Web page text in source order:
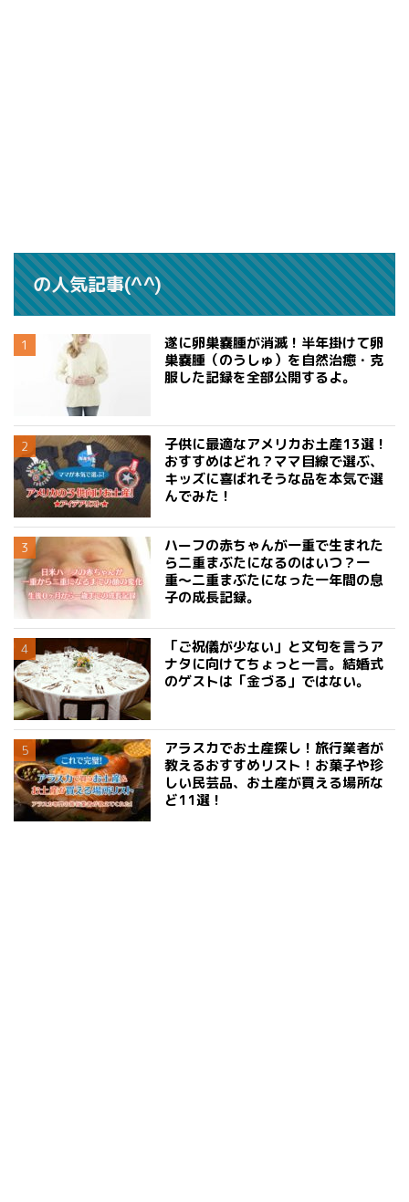
の人気記事(^^)
遂に卵巣嚢腫が消滅！半年掛けて卵
巣嚢腫（のうしゅ）を自然治癒・克
服した記録を全部公開するよ。
子供に最適なアメリカお土産13選！
おすすめはどれ？ママ目線で選ぶ、
キッズに喜ばれそうな品を本気で選
んでみた！
ハーフの赤ちゃんが一重で生まれた
ら二重まぶたになるのはいつ？一
重〜二重まぶたになった一年間の息
子の成長記録。
「ご祝儀が少ない」と文句を言うア
ナタに向けてちょっと一言。結婚式
のゲストは「金づる」ではない。
アラスカでお土産探し！旅行業者が
教えるおすすめリスト！お菓子や珍
しい民芸品、お土産が買える場所な
ど11選！